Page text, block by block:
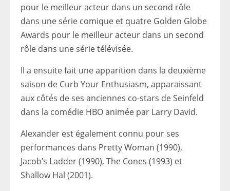
pour le meilleur acteur dans un second rôle
dans une série comique et quatre Golden Globe
Awards pour le meilleur acteur dans un second
rôle dans une série télévisée.
Il a ensuite fait une apparition dans la deuxième
saison de Curb Your Enthusiasm, apparaissant
aux côtés de ses anciennes co-stars de Seinfeld
dans la comédie HBO animée par Larry David.
Alexander est également connu pour ses
performances dans Pretty Woman (1990),
Jacob’s Ladder (1990), The Cones (1993) et
Shallow Hal (2001).